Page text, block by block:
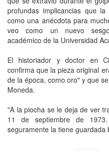
profundas implicancias que
como una anécdota para
veo como un nuevo
académico de la Universidad
El historiador y doctor en
confirma que la pieza original
de la época, como oro" y que
Moneda.
"A la piocha se le deja de ver
11 de septiembre de
seguramente la tiene guardada